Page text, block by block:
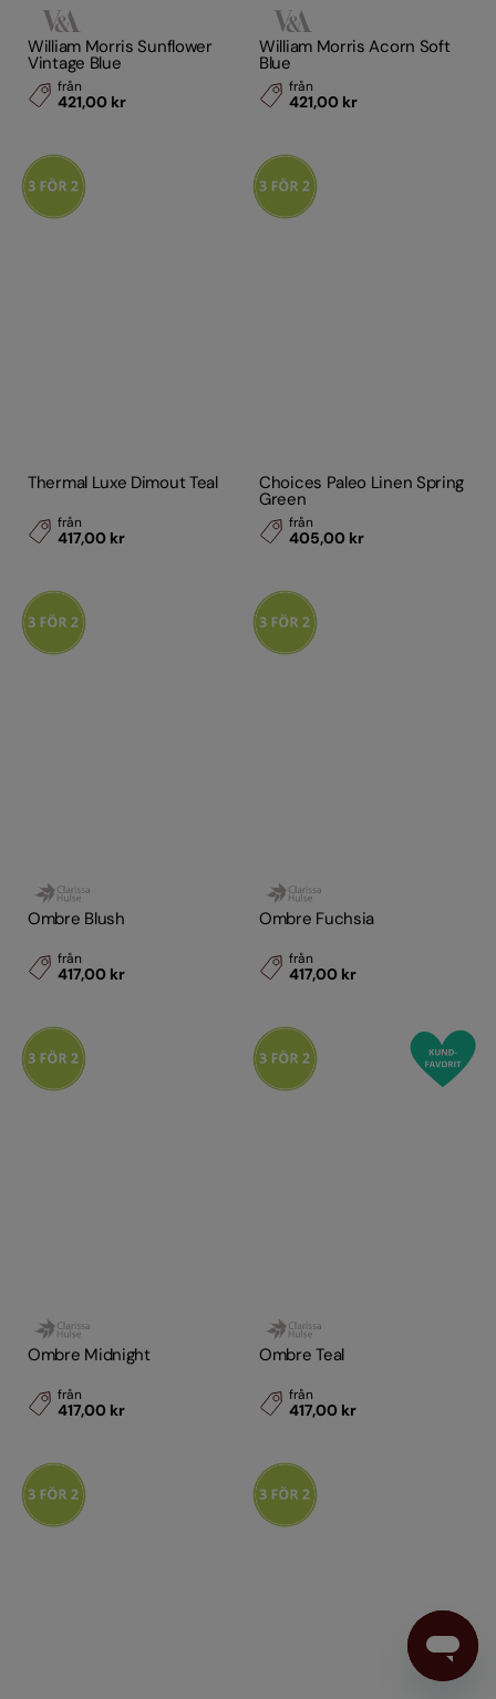
William Morris Sunflower
Vintage Blue
från
421,00 kr
William Morris Acorn Soft
Blue
från
421,00 kr
Thermal Luxe Dimout Teal
från
417,00 kr
Choices Paleo Linen Spring
Green
från
405,00 kr
Ombre Blush
från
417,00 kr
Ombre Fuchsia
från
417,00 kr
Ombre Midnight
från
417,00 kr
Ombre Teal
från
417,00 kr